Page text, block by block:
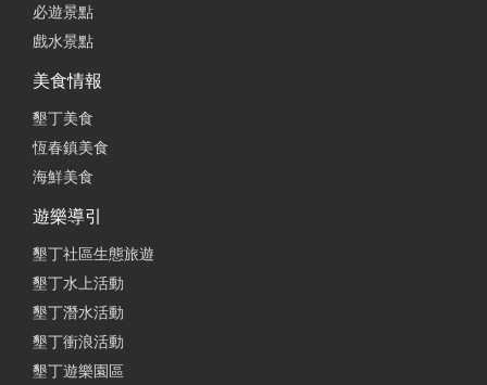
房間非常整潔溫馨舒適，處處都能看見老闆的用心經
營，沒有缺點可言老闆也十分好客，對小孩更是熱情
友愛，知道有孩子還拿出遙控戰車大方借小孩遊戲還
有仔細的教學，非常感激您幾天來對我家人的照顧用
騎機車環島的時候住過這裡。 屬於價位較低廉的住宿
地點，門口的空間可以停幾輛機車或自行車，如果是
必遊景點
戲水景點
美食情報
墾丁美食
恆春鎮美食
海鮮美食
遊樂導引
墾丁社區生態旅遊
墾丁水上活動
墾丁潛水活動
墾丁衝浪活動
墾丁遊樂園區